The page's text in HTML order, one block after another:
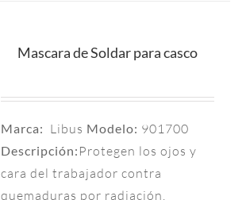
Mascara de Soldar para casco
Marca: Libus Modelo: 901700
Descripción: Protegen los ojos y
cara del trabajador contra
quemaduras por radiación,